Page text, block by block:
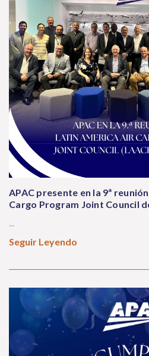
APAC presente en la 9ª
Cargo Program Joint Council
Seguir Leyendo